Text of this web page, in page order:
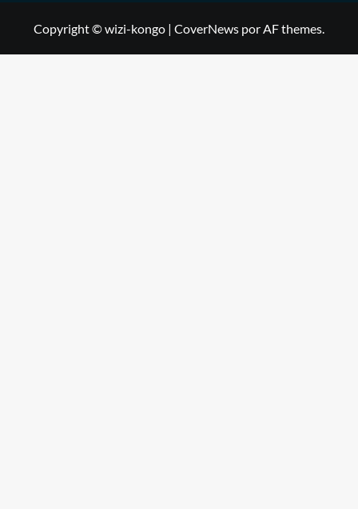
Copyright © wizi-kongo | CoverNews por AF themes.